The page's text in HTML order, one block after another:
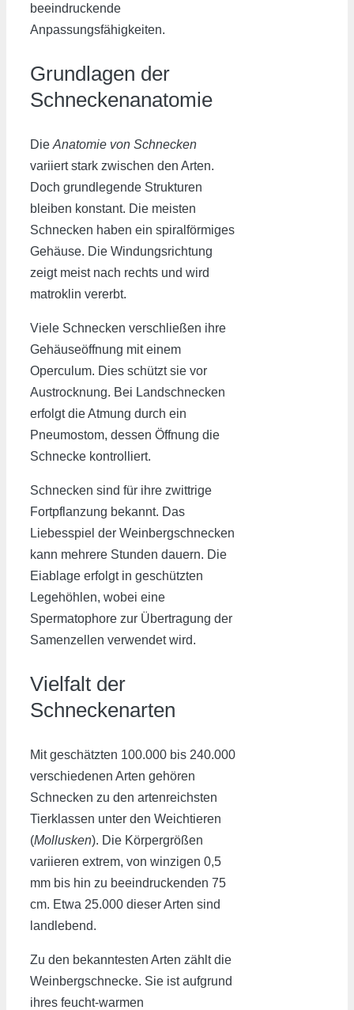
beeindruckende
Anpassungsfähigkeiten.
Grundlagen der
Schneckenanatomie
Die Anatomie von Schnecken
variiert stark zwischen den Arten.
Doch grundlegende Strukturen
bleiben konstant. Die meisten
Schnecken haben ein spiralförmiges
Gehäuse. Die Windungsrichtung
zeigt meist nach rechts und wird
matroklin vererbt.
Viele Schnecken verschließen ihre
Gehäuseöffnung mit einem
Operculum. Dies schützt sie vor
Austrocknung. Bei Landschnecken
erfolgt die Atmung durch ein
Pneumostom, dessen Öffnung die
Schnecke kontrolliert.
Schnecken sind für ihre zwittrige
Fortpflanzung bekannt. Das
Liebesspiel der Weinbergschnecken
kann mehrere Stunden dauern. Die
Eiablage erfolgt in geschützten
Legehöhlen, wobei eine
Spermatophore zur Übertragung der
Samenzellen verwendet wird.
Vielfalt der
Schneckenarten
Mit geschätzten 100.000 bis 240.000
verschiedenen Arten gehören
Schnecken zu den artenreichsten
Tierklassen unter den Weichtieren
(Mollusken). Die Körpergrößen
variieren extrem, von winzigen 0,5
mm bis hin zu beeindruckenden 75
cm. Etwa 25.000 dieser Arten sind
landlebend.
Zu den bekanntesten Arten zählt die
Weinbergschnecke. Sie ist aufgrund
ihres feucht-warmen